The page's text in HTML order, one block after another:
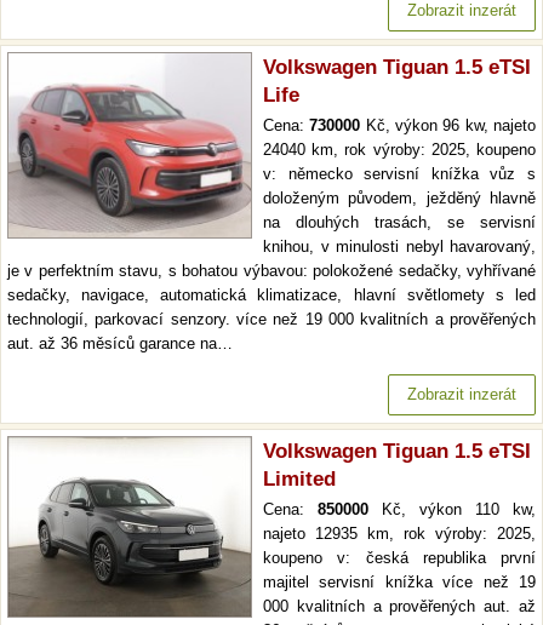
Zobrazit inzerát
Volkswagen Tiguan 1.5 eTSI
Life
Cena:730000 Kč, výkon 96 kw, najeto
24040 km, rok výroby: 2025, koupeno
v: německo servisní knížka vůz s
doloženým původem, ježděný hlavně
na dlouhých trasách, se servisní
knihou, v minulosti nebyl havarovaný,
je v perfektním stavu, s bohatou výbavou: polokožené sedačky, vyhřívané
sedačky, navigace, automatická klimatizace, hlavní světlomety s led
technologií, parkovací senzory. více než 19 000 kvalitních a prověřených
aut. až 36 měsíců garance na…
Zobrazit inzerát
Volkswagen Tiguan 1.5 eTSI
Limited
Cena: 850000 Kč, výkon 110 kw,
najeto 12935 km, rok výroby: 2025,
koupeno v: česká republika první
majitel servisní knížka více než 19
000 kvalitních a prověřených aut. až